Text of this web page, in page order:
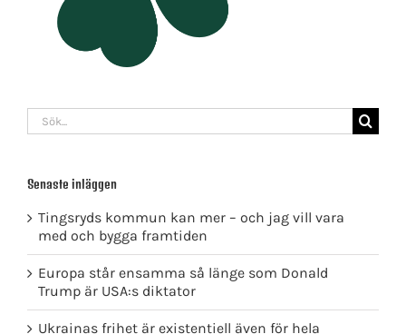
Sök
efter:
Senaste inläggen
Tingsryds kommun kan mer – och jag vill vara
med och bygga framtiden
Europa står ensamma så länge som Donald
Trump är USA:s diktator
Ukrainas frihet är existentiell även för hela